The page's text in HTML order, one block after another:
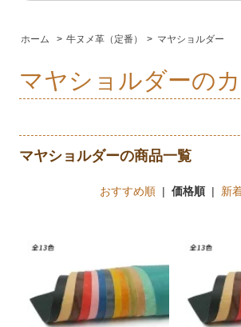
ホーム > 牛ヌメ革（定番） > マヤショルダー
マヤショルダーの
マヤショルダーの商品一覧
おすすめ順| 価格順| 新